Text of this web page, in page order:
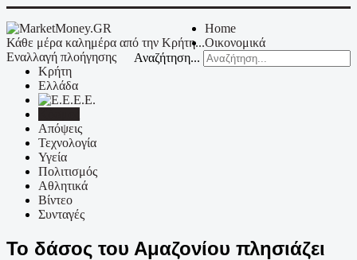
Κάθε μέρα καλημέρα από την Κρήτη...
Αναζήτηση...
Εναλλαγή πλοήγησης
Home
Οικονομικά
Κρήτη
Ελλάδα
Ε.Ε.
Απόψεις
Τεχνολογία
Υγεία
Πολιτισμός
Αθλητικά
Βίντεο
Συνταγές
Το δάσος του Αμαζονίου πλησιάζει